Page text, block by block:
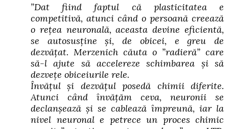
”Dat fiind faptul că plasticitatea e
competitivă, atunci când o persoană creează
o rețea neuronală, aceasta devine eficientă,
se autosusține și, de obicei, e greu de
dezvățat. Merzenich căuta o ”radieră” care
să-l ajute să accelereze schimbarea și să
dezvețe obiceiurile rele.
Învățul și dezvățul posedă chimii diferite.
Atunci când învățăm ceva, neuronii se
declanșează și se cablează împreună, iar la
nivel neuronal e petrece un proces chimic